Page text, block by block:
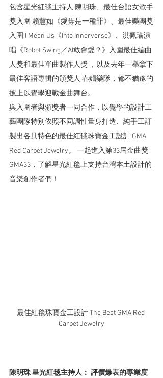
包含星光紅毯主持人 陳明珠、最佳台語女歌手
獎入圍 賴慧如《愛毋是一種罪》、最佳樂團獎
入圍 I Mean Us《Into Innerverse》、洪佩瑜演
唱《Robot Swing／AI敢會愛？》入圍最佳編曲
人獎和最佳單曲製作人獎 ，以及去年一舉拿下
最佳客語專輯的頒獎人 春麵樂隊，都不猶豫的
披上以覺學迎戰金曲舞台。
與入圍者與頒獎者一同合作，以覺學的設計工
藝團隊特別依照不同調性量身打造、純手工訂
製出各具特色的最佳紅毯珠寶金工設計 GMA
Red Carpet Jewelry。 一起進入第33屆金曲獎
GMA33，了解星光紅毯上支持台灣本土設計的
音樂創作者們！
最佳紅毯珠寶金工設計 The Best GMA Red
Carpet Jewelry
陳明珠 星光紅毯主持人： 評價爆表的專業度